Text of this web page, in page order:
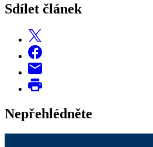
Sdílet článek
Nepřehlédněte